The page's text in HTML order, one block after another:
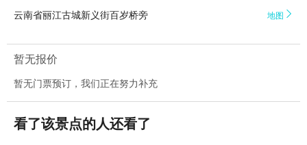
云南省丽江古城新义街百岁桥旁 地图 
暂无报价
暂无门票预订，我们正在努力补充
看了该景点的人还看了